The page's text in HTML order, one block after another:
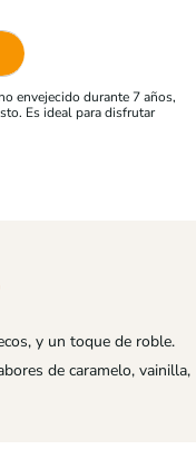
envejecido durante 7 años,
Es ideal para disfrutar
y un toque de roble.
de caramelo, vainilla,